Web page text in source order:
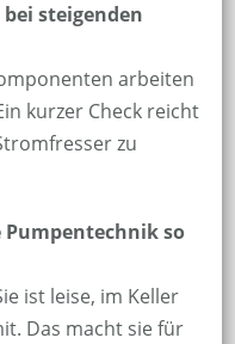
steigenden
arbeiten
kurzer Check reicht
zu
Pumpentechnik so
ist leise, im Keller
Das macht sie für